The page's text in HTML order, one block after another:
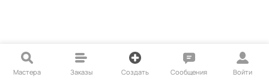
Мастера Заказы Создать Сообщения Войти